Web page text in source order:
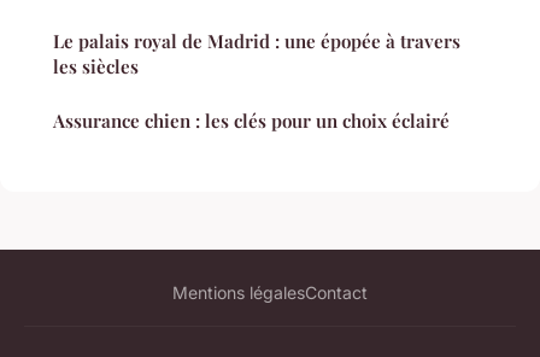
Le palais royal de Madrid : une épopée à travers
les siècles
Assurance chien : les clés pour un choix éclairé
Mentions légalesContact